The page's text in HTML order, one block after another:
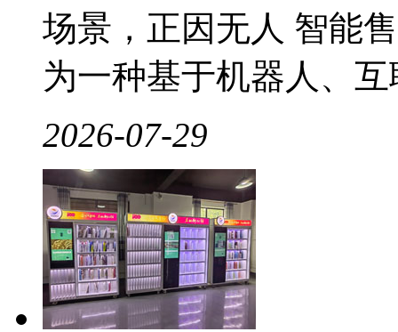
场景，正因无人 智能
为一种基于机器人、互
2026-07-29